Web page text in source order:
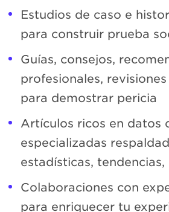
Estudios de caso e
para construir prueba
Guías, consejos,
profesionales,
para demostrar pericia
Artículos ricos en datos
especializadas
estadísticas, tendencias,
Colaboraciones con
para enriquecer tu